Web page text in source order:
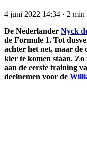
4 juni 2022 14:34 · 2 min
De Nederlander Nyck
de Formule 1. Tot
achter het net, maar de
kier te komen staan. Zo
aan de eerste training
deelnemen voor de